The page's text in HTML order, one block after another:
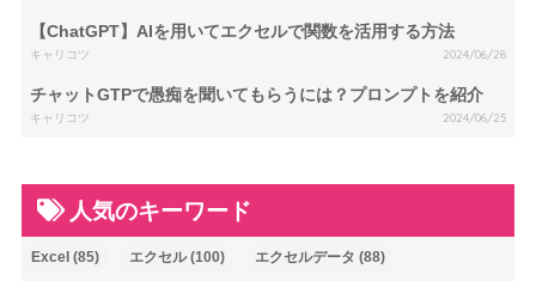
【ChatGPT】AIを用いてエクセルで関数を活用する方法
キャリコツ 2024/06/28
チャットGTPで愚痴を聞いてもらうには？プロンプトを紹介
キャリコツ 2024/06/25
人気のキーワード
Excel (85) エクセル(100) エクセルデータ (88)